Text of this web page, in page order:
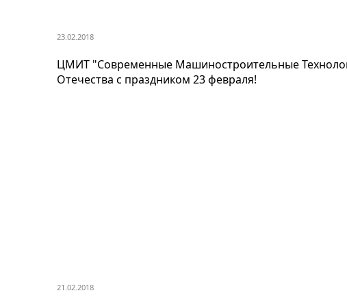
23.02.2018
ЦМИТ "Современные Машиностроительные
Отечества c праздником 23 февраля!
21.02.2018